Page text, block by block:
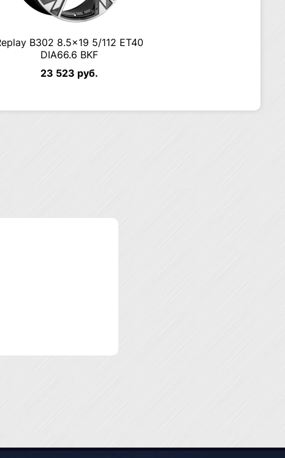
B302 8.5×19 5/112 ET40
DIA66.6 BKF
23 523 руб.